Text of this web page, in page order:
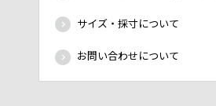
サイズ・採寸について
お問い合わせについて